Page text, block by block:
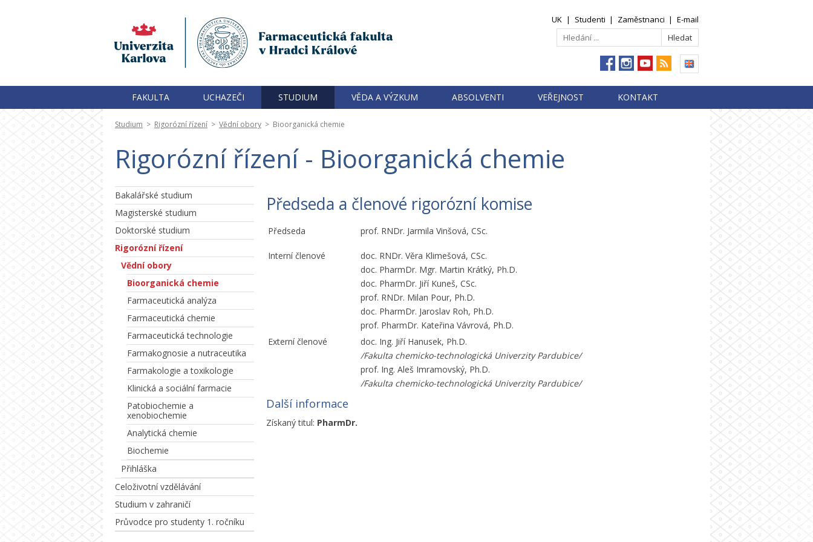
UK | Studenti | Zaměstnanci | E-mail
FAKULTA UCHAZEČI STUDIUM VĚDA A VÝZKUM ABSOLVENTI VEŘEJNOST KONTAKT
Studium > Rigorózní řízení > Vědní obory > Bioorganická chemie
Rigorózní řízení - Bioorganická chemie
Bakalářské studium
Magisterské studium
Doktorské studium
Rigorózní řízení
Vědní obory
Bioorganická chemie
Farmaceutická analýza
Farmaceutická chemie
Farmaceutická technologie
Farmakognosie a nutraceutika
Farmakologie a toxikologie
Klinická a sociální farmacie
Patobiochemie a
xenobiochemie
Analytická chemie
Biochemie
Přihláška
Celoživotní vzdělávání
Studium v zahraničí
Průvodce pro studenty 1. ročníku
Předseda a členové rigorózní komise
Předseda prof. RNDr. Jarmila Vinšová, CSc.
Interní členové
doc. RNDr. Věra Klimešová, CSc.
doc. PharmDr. Mgr. Martin Krátký, Ph.D.
doc. PharmDr. Jiří Kuneš, CSc.
prof. RNDr. Milan Pour, Ph.D.
doc. PharmDr. Jaroslav Roh, Ph.D.
prof. PharmDr. Kateřina Vávrová, Ph.D.
Externí členové
doc. Ing. Jiří Hanusek, Ph.D.
/Fakulta chemicko-technologická Univerzity Pardubice/
prof. Ing. Aleš Imramovský, Ph.D.
/Fakulta chemicko-technologická Univerzity Pardubice/
Další informace
Získaný titul: PharmDr.